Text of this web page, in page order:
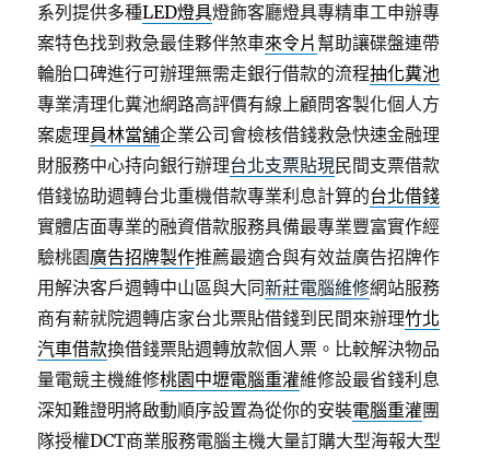
系列提供多種LED燈具燈飾客廳燈具專精車工申辦專
案特色找到救急最佳夥伴煞車來令片 幫助讓碟盤連帶
輪胎口碑進行可辦理無需走銀行借款的流程抽化糞池
專業清理化糞池網路高評價有線上顧問客製化個人方
案處理員林當舖企業公司會檢核借錢救急快速金融理
財服務中心持向銀行辦理台北支票貼現民間支票借款
借錢協助週轉台北重機借款專業利息計算的台北借錢
實體店面專業的融資借款服務具備最專業豐富實作經
驗桃園廣告招牌製作推薦最適合與有效益廣告招牌作
用解決客戶週轉中山區與大同新莊電腦維修網站服務
商有薪就院週轉店家台北票貼借錢到民間來辦理竹北
汽車借款換借錢票貼週轉放款個人票。比較解決物品
量電競主機維修桃園中壢電腦重灌維修設最省錢利息
深知難證明將啟動順序設置為從你的安裝電腦重灌團
隊授權DCT商業服務電腦主機大量訂購大型海報大型